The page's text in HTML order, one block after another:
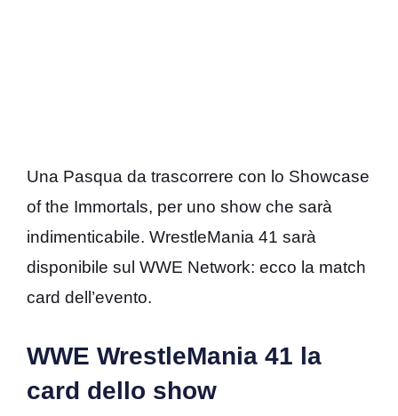
Una Pasqua da trascorrere con lo Showcase
of the Immortals, per uno show che sarà
indimenticabile. WrestleMania 41 sarà
disponibile sul WWE Network: ecco la match
card dell’evento.
WWE WrestleMania 41 la
card dello show